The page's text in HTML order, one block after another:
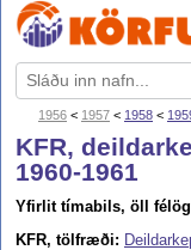
1956 < 1957 < 1958 <
KFR,
1960-1961
Yfirlit tímabils, öll
KFR, tölfræði: